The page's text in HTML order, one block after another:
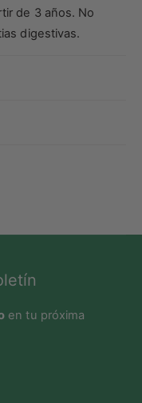
de 3 años. No
digestivas.
en tu próxima